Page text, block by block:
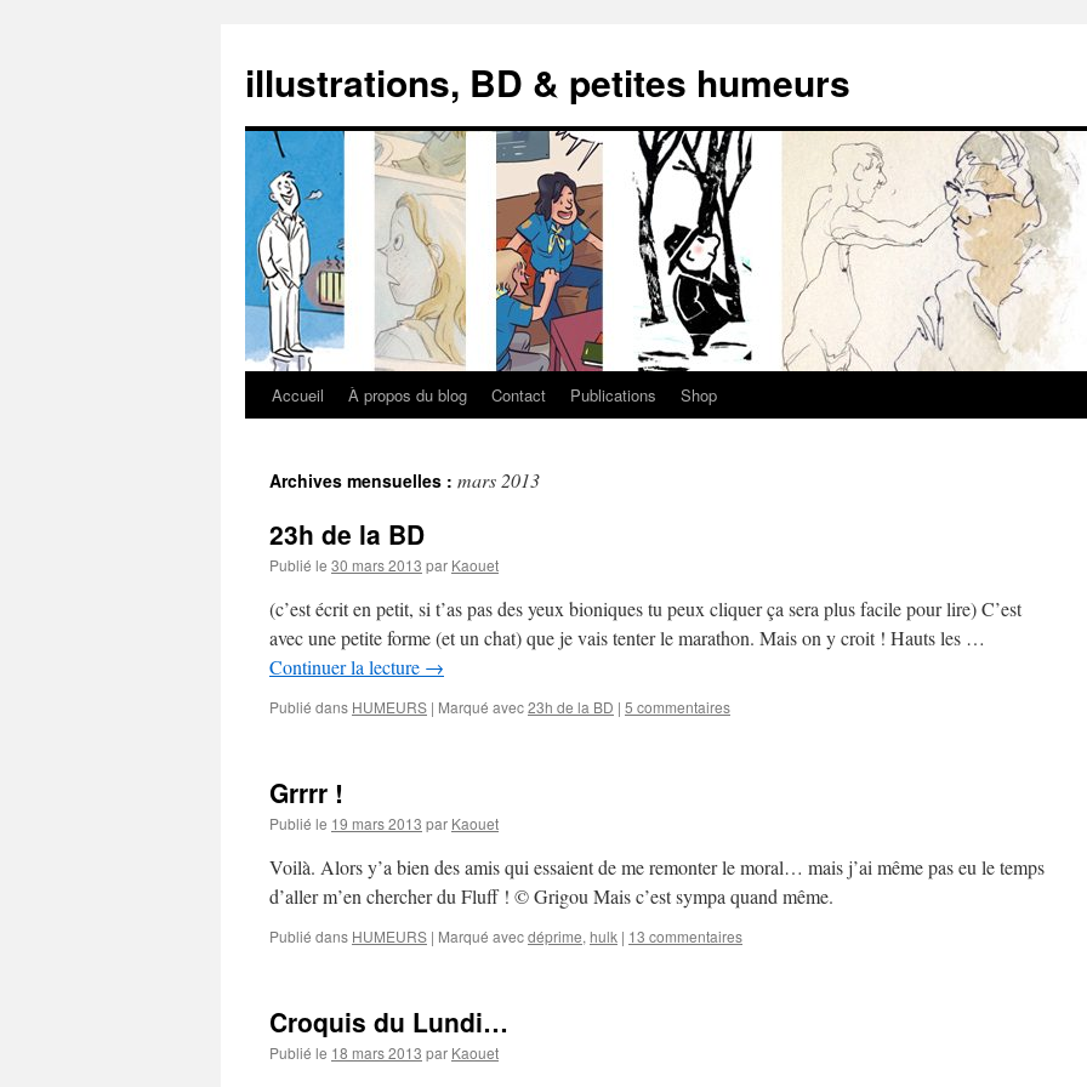
illustrations, BD & petites humeurs
Aller
contenu
Accueil À propos du blog Contact Publications Shop
Archives mensuelles : mars 2013
23h de la BD
Publié le 30 mars 2013 par Kaouet
(c’est écrit en petit, si t’as pas des yeux bioniques tu peux cliquer ça sera plus facile pour lire) C’est
avec une petite forme (et un chat) que je vais tenter le marathon. Mais on y croit ! Hauts les …
Continuer la lecture →
Publié dans HUMEURS | Marqué avec23h de la BD | 5 commentaires
Grrrr !
Publié le 19 mars 2013 par Kaouet
Voilà. Alors y’a bien des amis qui essaient de me remonter le moral… mais j’ai même pas eu le temps
d’aller m’en chercher du Fluff ! © Grigou Mais c’est sympa quand même.
Publié dans HUMEURS | Marqué avecdéprime, hulk | 13 commentaires
Croquis du Lundi…
Publié le 18 mars 2013 par Kaouet